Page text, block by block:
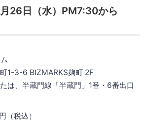
26日（水）PM7:30から
1-3-6 BIZMARKS麹町 2F
は、半蔵門線「半蔵門」1番・6番出口
税込）